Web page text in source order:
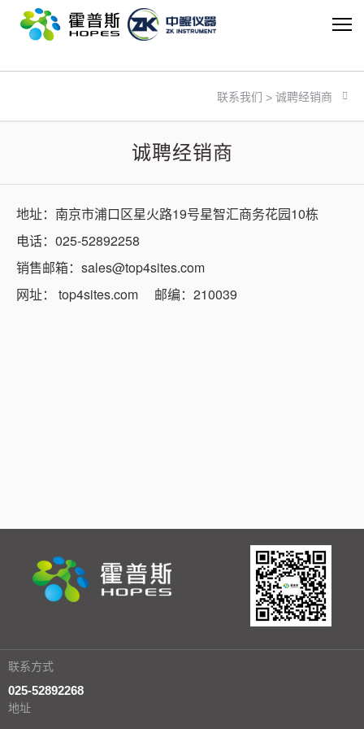
米兰体育在线登录入口
联系我们 > 诚聘经销商
诚聘经销商
地址：南京市浦口区星火路19号星智汇商务花园10栋
电话：025-52892258
销售邮箱：sales@top4sites.com
网址：
top4sites.com 邮编：210039
联系方式
025-52892268
地址